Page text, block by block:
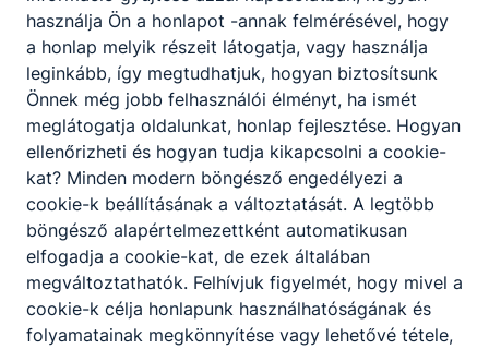
Letöltés
ELJÁRÁSREND A TANULÓI BÁNTALMAZÁS
ESETEINEK KIVIZSGÁLÁSÁRA ÉS KEZELÉSÉRE
Letöltés
Gazdálkodási adatok
használja Ön a honlapot -annak felmérésével, hogy
a honlap melyik részeit látogatja, vagy használja
leginkább, így megtudhatjuk, hogyan biztosítsunk
Önnek még jobb felhasználói élményt, ha ismét
meglátogatja oldalunkat, honlap fejlesztése. Hogyan
ellenőrizheti és hogyan tudja kikapcsolni a cookie-
kat? Minden modern böngésző engedélyezi a
cookie-k beállításának a változtatását. A legtöbb
böngésző alapértelmezettként automatikusan
elfogadja a cookie-kat, de ezek általában
megváltoztathatók. Felhívjuk figyelmét, hogy mivel a
cookie-k célja honlapunk használhatóságának és
folyamatainak megkönnyítése vagy lehetővé tétele,